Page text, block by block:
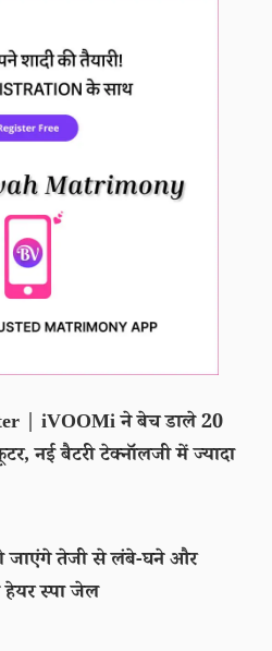
| iVOOMi ने बेच डाले 20
नई बैटरी टेक्नॉलजी में ज्यादा
जाएंगे तेजी से लंबे-घने और
स्पा जेल